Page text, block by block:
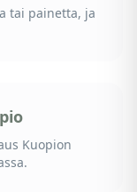
tai painetta, ja
Kuopion